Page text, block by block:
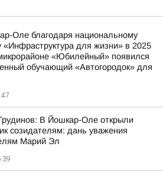
Оле благодаря национальному
«Инфраструктура для жизни» в 2025
«Юбилейный» появился
обучающий «Автогородок» для
В Йошкар-Оле открыли
созидателям: дань уважения
Марий Эл